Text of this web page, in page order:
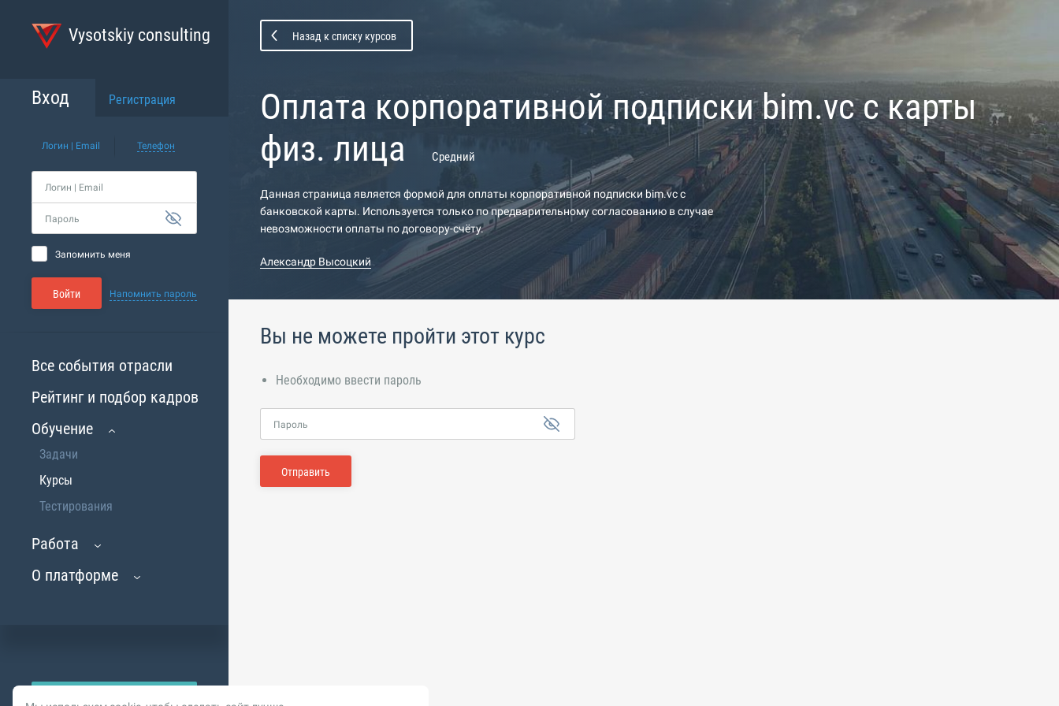
Vysotskiy consulting
Вход Регистрация
Логин | Email Телефон
Логин | Email
Пароль
Запомнить меня
Войти Напомнить пароль
Все события отрасли
Рейтинг и подбор кадров
Обучение
Задачи
Курсы
Тестирования
Работа
О платформе
Назад к списку курсов
Оплата корпоративной подписки bim.vc с карты
физ. лица
Средний
Данная страница является формой для оплаты корпоративной подписки bim.vc с
банковской карты. Используется только по предварительному согласованию в случае
невозможности оплаты по договору-счёту.
Александр Высоцкий
Вы не можете пройти этот курс
Необходимо ввести пароль
Пароль
Отправить